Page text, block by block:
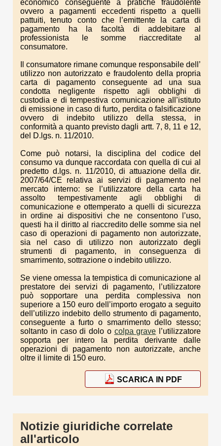
economico conseguente a pratiche fraudolente
ovvero a pagamenti eccedenti rispetto a quelli
pattuiti, tenuto conto che l’emittente la carta di
pagamento ha la facoltà di addebitare al
professionista le somme riaccreditate al
consumatore.
Il consumatore rimane comunque responsabile dell’
utilizzo non autorizzato e fraudolento della propria
carta di pagamento conseguente ad una sua
condotta negligente rispetto agli obblighi di
custodia e di tempestiva comunicazione all’istituto
di emissione in caso di furto, perdita o falsificazione
ovvero di indebito utilizzo della stessa, in
conformità a quanto previsto dagli artt. 7, 8, 11 e 12,
del D.lgs. n. 11/2010.
Come può notarsi, la disciplina del codice del
consumo va dunque raccordata con quella di cui al
predetto d.lgs. n. 11/2010, di attuazione della dir.
2007/64/CE relativa ai servizi di pagamento nel
mercato interno: se l’utilizzatore della carta ha
assolto tempestivamente agli obblighi di
comunicazione e ottemperato a quelli di sicurezza
in ordine ai dispositivi che ne consentono l’uso,
questi ha il diritto al riaccredito delle somme sia nel
caso di operazioni di pagamento non autorizzate,
sia nel caso di utilizzo non autorizzato degli
strumenti di pagamento, in conseguenza di
smarrimento, sottrazione o indebito utilizzo.
Se viene omessa la tempistica di comunicazione al
prestatore dei servizi di pagamento, l’utilizzatore
può sopportare una perdita complessiva non
superiore a 150 euro dell’importo erogato a seguito
dell’utilizzo indebito dello strumento di pagamento,
conseguente a furto o smarrimento dello stesso;
soltanto in caso di dolo o colpa grave l’utilizzatore
sopporta per intero la perdita derivante dalle
operazioni di pagamento non autorizzate, anche
oltre il limite di 150 euro.
SCARICA IN PDF
Notizie giuridiche correlate
all'articolo